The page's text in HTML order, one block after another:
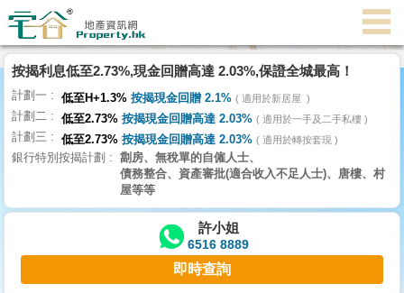
理
主
頁
搵
樓/
交
業
主
按揭利息低至2.73%,現金回贈高達 2.03%,保證全城最高！
計劃一 低至H+1.3% 按揭現金回贈 2.1% 適用於新居屋
計劃二 低至2.73% 按揭現金回贈高達 2.03% 適用於一手及二手私樓
計劃三 低至2.73% 按揭現金回贈高達 2.03% 適用於轉按套現
銀行特別按揭計劃
劏房、無稅單的自僱人士、
債務整合、資產審批(適合收入不足人士)、唐樓、村
屋等等
許小姐
6516 8889
即時查詢